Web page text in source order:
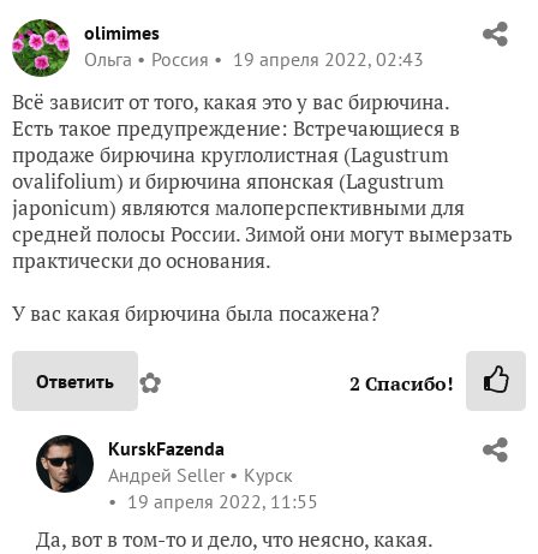
olimimes
Ольга
Россия 19 апреля 2022, 02:43
Всё зависит от того, какая это у вас бирючина.
Есть такое предупреждение: Встречающиеся в
продаже бирючина круглолистная (Lagustrum
ovalifolium) и бирючина японская (Lagustrum
japonicum) являются малоперспективными для
средней полосы России. Зимой они могут вымерзать
практически до основания.
У вас какая бирючина была посажена?
Ответить ✿ 2 Спасибо!
KurskFazenda
Андрей Seller
Курск
19 апреля 2022, 11:55
Да, вот в том-то и дело, что неясно, какая.